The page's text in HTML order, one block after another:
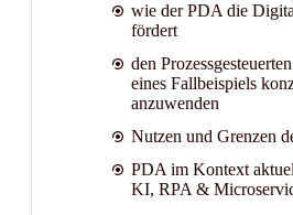
wie der PDA die
fördert
den
eines Fallbeispiels
anzuwenden
Nutzen und Grenzen
PDA im Kontext
KI, RPA &